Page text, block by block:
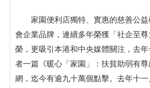
家園便利店獨特、實惠的慈善公益
會企業品牌，連續多年榮獲「社企至
榮，更吸引本港和中央媒體關注，去
者一篇《暖心「家園」：扶貧助弱有
網，迄今有逾九十萬個點擊。去年十